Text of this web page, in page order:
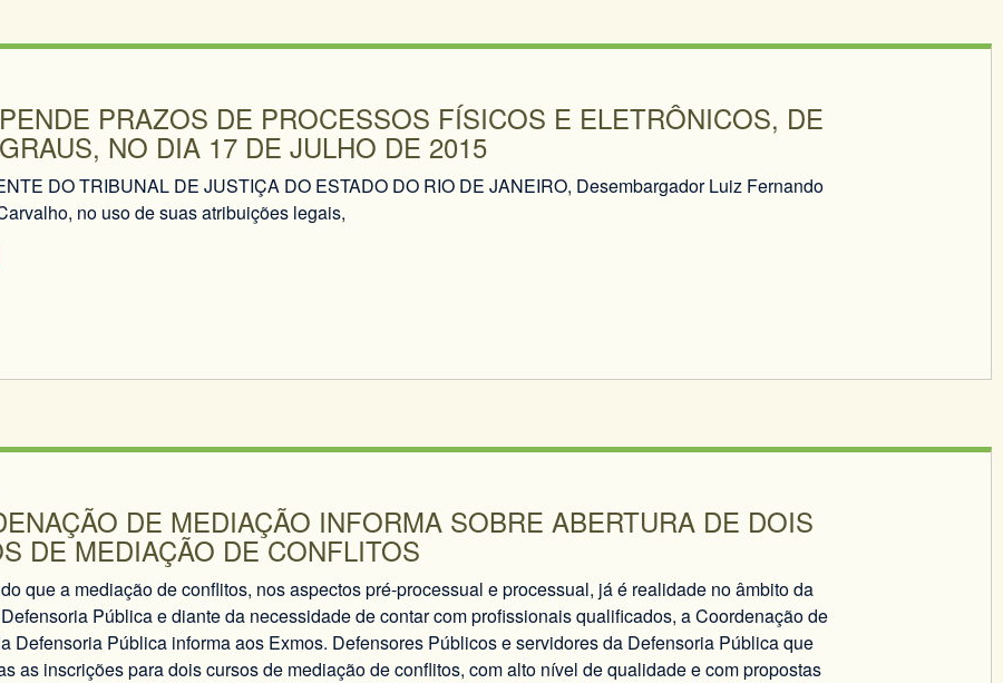
PRAZOS DE PROCESSOS FÍSICOS E ELETRÔNICOS, DE
NO DIA 17 DE JULHO DE 2015
DO TRIBUNAL DE JUSTIÇA DO ESTADO DO RIO DE JANEIRO, Desembargador Luiz Fernando
no uso de suas atribuições legais,
DE MEDIAÇÃO INFORMA SOBRE ABERTURA DE DOIS
DE MEDIAÇÃO DE CONFLITOS
que a mediação de conflitos, nos aspectos pré-processual e processual, já é realidade no âmbito da
Pública e diante da necessidade de contar com profissionais qualificados, a Coordenação de
Defensoria Pública informa aos Exmos. Defensores Públicos e servidores da Defensoria Pública que
as inscrições para dois cursos de mediação de conflitos, com alto nível de qualidade e com propostas